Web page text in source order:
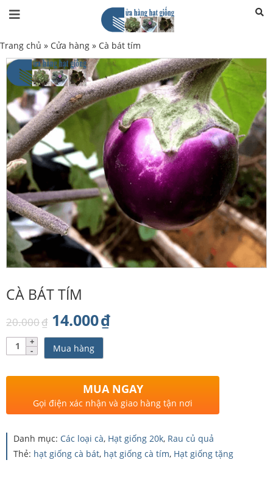
Trang chủ » Cửa hàng » Cà bát tím
CÀ BÁT TÍM
20.000₫ Giá
gốc
là:
20.000₫.
14.000₫Giá
là:
14.000₫.
Số
lượng
Mua hàng
MUA NGAY
Gọi điện xác nhận và giao hàng tận nơi
Danh mục: Các loại cà, Hạt giống 20k, Rau củ quả
Thẻ: hạt giống cà bát, hạt giống cà tím, Hạt giống tặng